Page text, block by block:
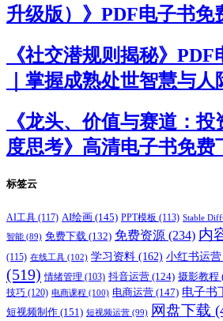
升级版）》PDF电子书免
《社交潜规则揭秘》
｜掌握成熟处世智慧与
《龙头、价值与赛道：
度思考》高清电子书免费
标签云
AI工具 (117) AI绘画 (145) PPT模板 (113) Stable
智能 (89) 免费下载 (132) 免费资源 (234) 内
(115) 在线工具 (102) 学习资料 (162) 小红书运营
(519) 情绪管理 (103) 抖音运营 (124) 摄影教程
技巧 (120) 电商课程 (100) 电商运营 (147) 电子书
短视频制作 (151) 短视频运营 (99) 网盘下载